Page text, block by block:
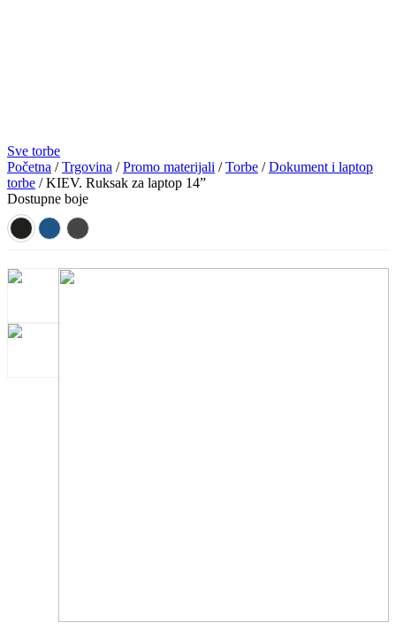
Sve torbe
Početna /Trgovina /Promo materijali /Torbe /Dokument i laptop
torbe / KIEV. Ruksak za laptop 14”
Dostupne boje